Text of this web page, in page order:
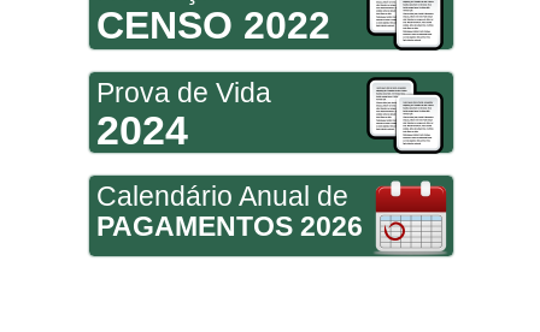
CENSO 2022
Prova de Vida
2024
Calendário Anual de
PAGAMENTOS 2026